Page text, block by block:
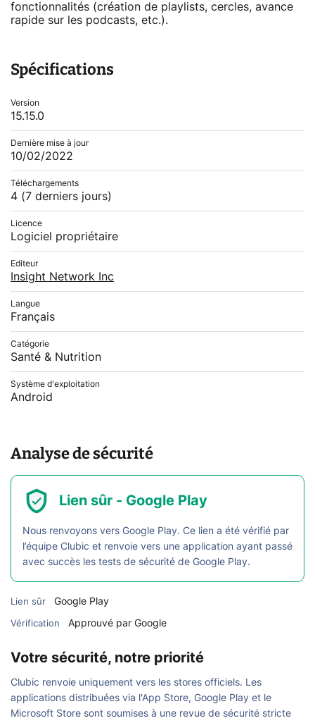
fonctionnalités (création de playlists, cercles, avance
rapide sur les podcasts, etc.).
Spécifications
Version
15.15.0
Dernière mise à jour
10/02/2022
Téléchargements
4 (7 derniers jours)
Licence
Logiciel propriétaire
Editeur
Insight Network Inc
Langue
Français
Catégorie
Santé & Nutrition
Système d'exploitation
Android
Analyse de sécurité
Lien sûr - Google Play
Nous renvoyons vers Google Play. Ce lien a été vérifié par
l’équipe Clubic et renvoie vers une application ayant passé
avec succès les tests de sécurité de Google Play.
Lien sûr Google Play
Vérification Approuvé par Google
Votre sécurité, notre priorité
Clubic renvoie uniquement vers les stores officiels. Les
applications distribuées via l'App Store, Google Play et le
Microsoft Store sont soumises à une revue de sécurité stricte